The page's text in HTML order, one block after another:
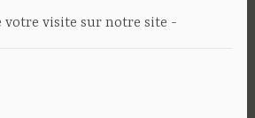
votre visite sur notre site